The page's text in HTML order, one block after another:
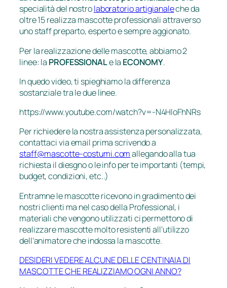
specialità del nostrolaboratorio artigianaleche da
oltre 15 realizza mascotte professionali attraverso
uno staff preparto, esperto e sempre aggionato.
Per la realizzazione delle mascotte, abbiamo 2
linee: la PROFESSIONALe la ECONOMY.
In quedo video, ti spieghiamo la differenza
sostanziale tra le due linee.
https://www.youtube.com/watch?v=-N4HIoFhNRs
Per richiedere la nostra assistenza personalizzata,
contattaci via email prima scrivendo a
staff@mascotte-costumi.comallegando alla tua
richiesta il diesgno o le info per te importanti (tempi,
budget, condizioni, etc..)
Entramne le mascotte ricevono in gradimento dei
nostri clienti ma nel caso della Professional, i
materiali che vengono utilizzati ci permettono di
realizzare mascotte molto resistenti all’utilizzo
dell’animatore che indossa la mascotte.
DESIDERI VEDERE ALCUNE DELLE CENTINAIA DI
MASCOTTE CHE REALIZZIAMO OGNI ANNO?